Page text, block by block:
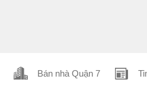
Bán nhà Quận 7